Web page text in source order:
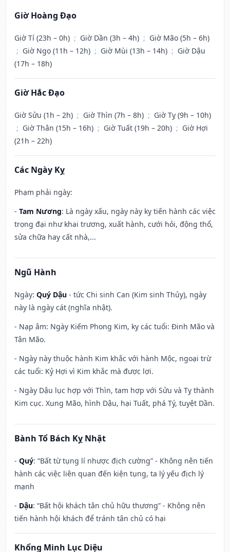
Giờ Hoàng Đạo
Giờ Tí (23h – 0h) ; Giờ Dần (3h – 4h) ; Giờ Mão (5h – 6h)
; Giờ Ngọ (11h – 12h) ; Giờ Mùi (13h – 14h) ; Giờ Dậu
(17h – 18h)
Giờ Hắc Đạo
Giờ Sửu (1h – 2h) ; Giờ Thìn (7h – 8h) ; Giờ Tỵ (9h – 10h)
; Giờ Thân (15h – 16h) ; Giờ Tuất (19h – 20h) ; Giờ Hợi
(21h – 22h)
Các Ngày Kỵ
Phạm phải ngày:
- Tam Nương: Là ngày xấu, ngày này kỵ tiến hành các việc
trọng đại như khai trương, xuất hành, cưới hỏi, động thổ,
sửa chữa hay cất nhà,...
Ngũ Hành
Ngày: Quý Dậu - tức Chi sinh Can (Kim sinh Thủy), ngày
này là ngày cát (nghĩa nhật).
- Nạp âm: Ngày Kiếm Phong Kim, kỵ các tuổi: Đinh Mão và
Tân Mão.
- Ngày này thuộc hành Kim khắc với hành Mộc, ngoại trừ
các tuổi: Kỷ Hợi vì Kim khắc mà được lợi.
- Ngày Dậu lục hợp với Thìn, tam hợp với Sửu và Tỵ thành
Kim cục. Xung Mão, hình Dậu, hại Tuất, phá Tý, tuyệt Dần.
Bành Tổ Bách Kỵ Nhật
- Quý: “Bất từ tụng lí nhược địch cường” - Không nên tiến
hành các việc liên quan đến kiện tụng, ta lý yếu địch lý
mạnh
- Dậu: “Bất hội khách tân chủ hữu thương” - Không nên
tiến hành hội khách để tránh tân chủ có hại
Khổng Minh Lục Diệu